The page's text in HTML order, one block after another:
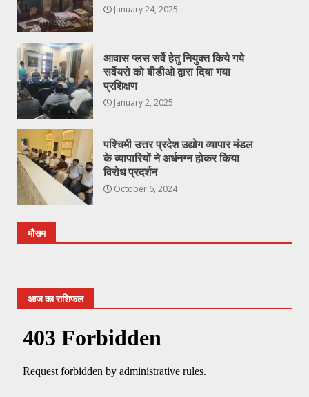
January 24, 2025
आवास प्लस सर्वे हेतु नियुक्त किये गये
सर्वेयरो को बीडीओ द्वारा दिया गया
प्रशिक्षण
January 2, 2025
पश्चिमी उत्तर प्रदेश उद्योग व्यापार मंडल
के व्यापारियों ने अर्धनग्न होकर किया
विरोध प्रदर्शन
October 6, 2024
मौसम
आज का राशिफल